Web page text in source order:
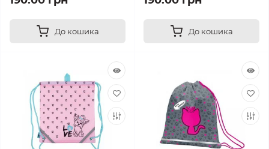
До кошика До кошика